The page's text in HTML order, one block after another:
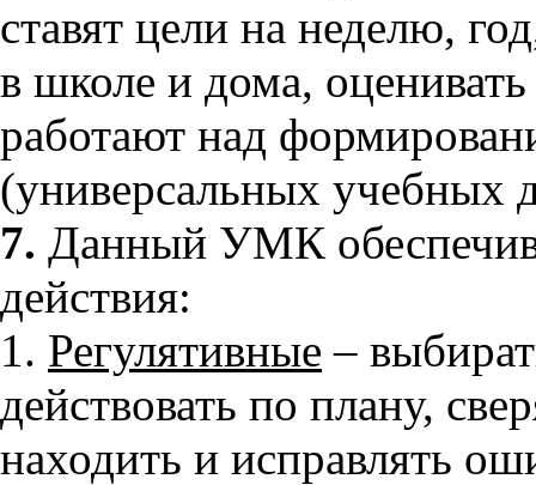
ставят цели на неделю,
в школе и дома,
работают над
(универсальных учебных
7. Данный УМК
действия:
1. Регулятивные –
действовать по плану,
находить и исправлять